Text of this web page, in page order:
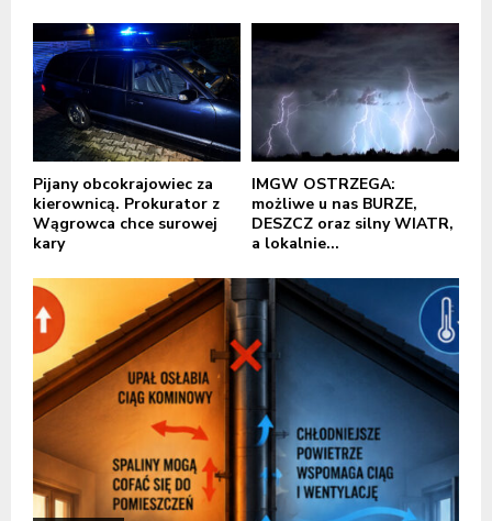
Pijany obcokrajowiec za
kierownicą. Prokurator z
Wągrowca chce surowej
kary
IMGW OSTRZEGA:
możliwe u nas BURZE,
DESZCZ oraz silny WIATR,
a lokalnie...